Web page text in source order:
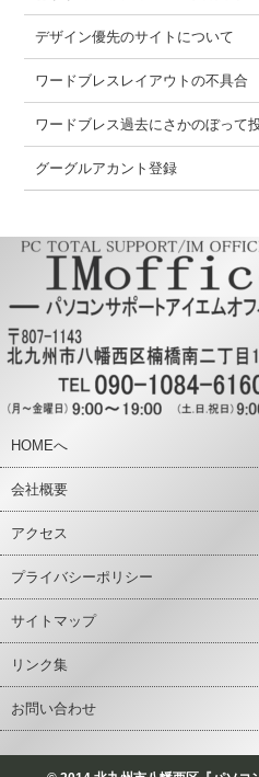
デザイン優先のサイトについて
ワードブレスレイアウトの不具合
ワードブレス過去にさかのぼって
グーグルアカント登録
HOMEへ
会社概要
アクセス
プライバシーポリシー
サイトマップ
リンク集
お問い合わせ